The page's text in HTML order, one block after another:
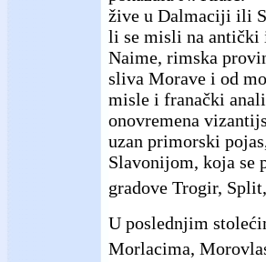
žive u Dalmaciji ili
li se misli na antički
Naime, rimska
sliva Morave i od
misle i franački
onovremena
uzan primorski
Slavonijom, koja se
gradove Trogir,
U poslednjim
Morlacima,